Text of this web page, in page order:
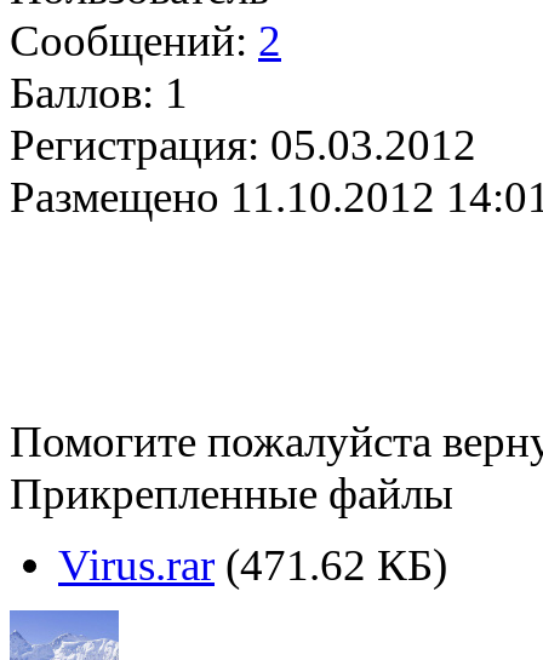
Сообщений: 2
Баллов: 1
Регистрация: 05.03.2012
Размещено 11.10.2012
Помогите пожалуйста
Прикрепленные файлы
Virus.rar (471.62 КБ)